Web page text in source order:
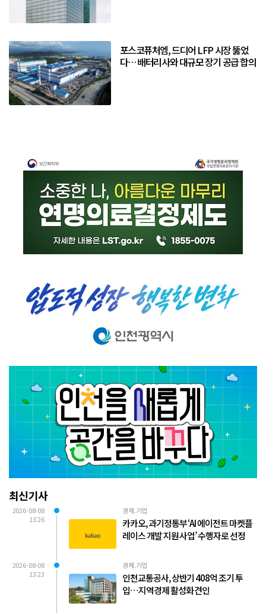
포스코퓨처엠, 드디어 LFP 시장 뚫었
다… 배터리사와 대규모 장기 공급 합의
최신기사
2026-08-08
13:26
경제.기업
카카오, 과기정통부 ‘AI 에이전트 마켓플
레이스 개발 지원 사업’ 수행자로 선정
2026-08-08
13:23
경제.기업
인천교통공사, 상반기 408억 조기 투
입…지역경제 활성화 견인